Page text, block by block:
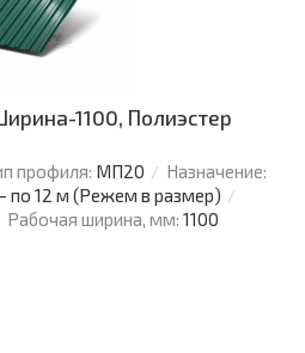
1100, Полиэстер
профиля: МП20
Назначение:
по 12 м (Режем в размер)
Рабочая ширина, мм: 1100